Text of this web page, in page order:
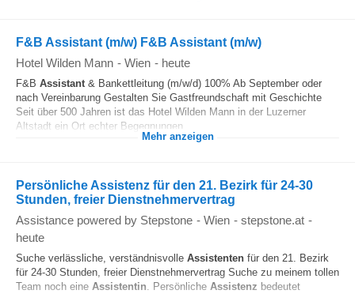
F&B Assistant (m/w) F&B Assistant (m/w)
Hotel Wilden Mann - Wien - heute
F&B Assistant& Bankettleitung (m/w/d) 100% Ab September oder
nach Vereinbarung Gestalten Sie Gastfreundschaft mit Geschichte
Seit über 500 Jahren ist das Hotel Wilden Mann in der Luzerner
Altstadt ein Ort echter Begegnungen...
Mehr anzeigen
Persönliche Assistenz für den 21. Bezirk für 24-30
Stunden, freier Dienstnehmervertrag
Assistance powered by Stepstone - Wien - stepstone.at -
heute
Suche verlässliche, verständnisvolle Assistenten für den 21. Bezirk
für 24-30 Stunden, freier Dienstnehmervertrag Suche zu meinem tollen
Team noch eine Assistentin. Persönliche Assistenz bedeutet